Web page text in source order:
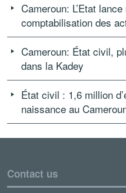
Cameroun: L’Etat
comptabilisation des
Cameroun: État civil,
dans la Kadey
État civil : 1,6 million
naissance au
Contact us